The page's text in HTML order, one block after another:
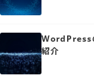
WordPress
紹介